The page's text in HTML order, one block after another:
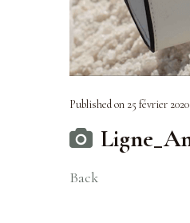
Published on 25 février 2020
Back